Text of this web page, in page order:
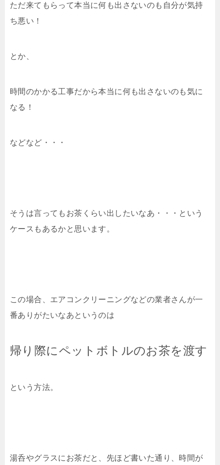
ただ来てもらって本当に何も出さないのも自分が気持
ち悪い！
とか、
時間のかかる工事だから本当に何も出さないのも気に
なる！
などなど・・・
そうは言ってもお茶くらい出したいなあ・・・という
ケースもあるかと思います。
この場合、エアコンクリーニングなどの業者さんが一
番ありがたいなあというのは
帰り際にペットボトルのお茶を渡す
という方法。
湯呑やグラスにお茶だと、先ほど書いた通り、時間が